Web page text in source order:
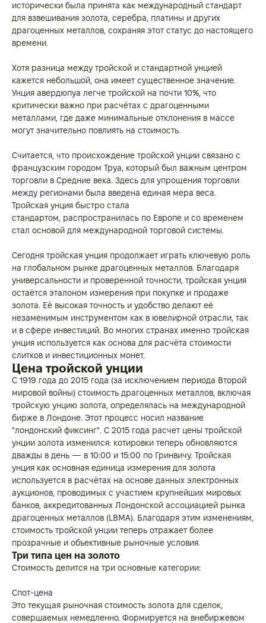
исторически была принята как международный стандарт
для взвешивания золота, серебра, платины и других
драгоценных металлов, сохраняя этот статус до настоящего
времени.
Хотя разница между тройской и стандартной унцией
кажется небольшой, она имеет существенное значение.
Унция авердюпуа легче тройской на почти 10%, что
критически важно при расчётах с драгоценными
металлами, где даже минимальные отклонения в массе
могут значительно повлиять на стоимость.
Считается, что происхождение тройской унции связано с
французским городом Труа, который был важным центром
торговли в Средние века. Здесь для упрощения торговли
между регионами была введена единая мера веса.
Тройская унция быстро стала
стандартом, распространилась по Европе и со временем
стал основой для международной торговой системы.
Сегодня тройская унция продолжает играть ключевую роль
на глобальном рынке драгоценных металлов. Благодаря
универсальности и проверенной точности, тройская унция
остаётся эталоном измерения при покупке и продаже
золота. Её высокая точность и удобство делают её
незаменимым инструментом как в ювелирной отрасли, так
и в сфере инвестиций. Во многих странах именно тройская
унция используется как основа для расчёта стоимости
слитков и инвестиционных монет.
Цена тройской унции
С 1919 года до 2015 года (за исключением периода Второй
мировой войны) стоимость драгоценных металлов, включая
тройскую унцию золота, определялась на международной
бирже в Лондоне. Этот процесс носил название
"лондонский фиксинг". С 2015 года расчет цены тройской
унции золота изменился: котировки теперь обновляются
дважды в день — в 10:00 и 15:00 по Гринвичу. Тройская
унция как основная единица измерения для золота
используется в расчётах на основе данных электронных
аукционов, проводимых с участием крупнейших мировых
банков, аккредитованных Лондонской ассоциацией рынка
драгоценных металлов (LBMA). Благодаря этим изменениям,
стоимость тройской унции теперь отражает более
прозрачные и объективные рыночные условия.
Три типа цен на золото
Стоимость делится на три основные категории:
Спот-цена
Это текущая рыночная стоимость золота для сделок,
совершаемых немедленно. Формируется на внебиржевом